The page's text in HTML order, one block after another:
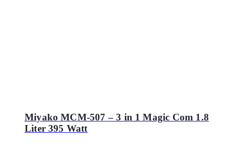
Miyako MCM-507 – 3 in 1 Magic Com 1.8
Liter 395 Watt